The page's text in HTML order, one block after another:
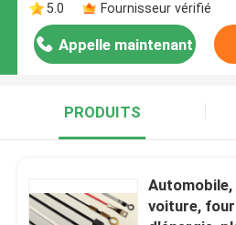
5.0
Fournisseur vérifié
Appelle maintenant
PRODUITS
Automobile,
voiture,